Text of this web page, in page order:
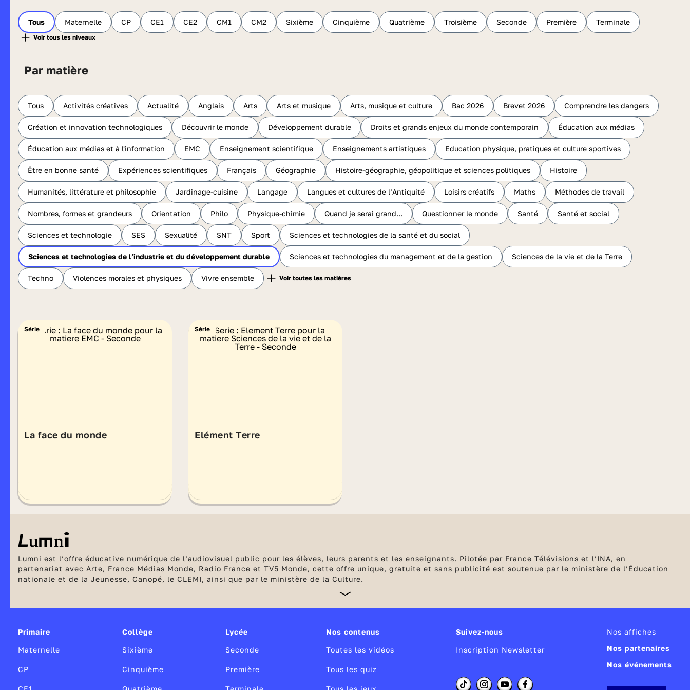
Tous Maternelle CP CE1 CE2 CM1 CM2 Sixième Cinquième Quatrième Troisième Seconde Première Terminale
Par matière
Tous Activités créatives Actualité Anglais Arts Arts et musique Arts, musique et culture Bac 2026 Brevet 2026 Comprendre les dangers
Création et innovation technologiques Découvrir le monde Développement durable Droits et grands enjeux du monde contemporain Éducation aux médias
Éducation aux médias et à l'information EMC Enseignement scientifique Enseignements artistiques Education physique, pratiques et culture sportives
Être en bonne santé Expériences scientifiques Français Géographie Histoire-géographie, géopolitique et sciences politiques Histoire
Humanités, littérature et philosophie Jardinage-cuisine Langage Langues et cultures de l’Antiquité Loisirs créatifs Maths Méthodes de travail
Nombres, formes et grandeurs Orientation Philo Physique-chimie Quand je serai grand... Questionner le monde Santé Santé et social
Sciences et technologie SES Sexualité SNT Sport Sciences et technologies de la santé et du social
Sciences et technologies de l’industrie et du développement durable Sciences et technologies du management et de la gestion Sciences de la vie et de la Terre
Techno Violences morales et physiques Vivre ensemble
Série
La face du monde
Série
Elément Terre
Lumni est l’offre éducative numérique de l’audiovisuel public pour les élèves, leurs parents et les enseignants. Pilotée par France Télévisions et l’INA, en
partenariat avec Arte, France Médias Monde, Radio France et TV5 Monde, cette offre unique, gratuite et sans publicité est soutenue par le ministère de l’Éducation
nationale et de la Jeunesse, Canopé, le CLEMI, ainsi que par le ministère de la Culture.
Primaire
Maternelle
CP
Collège
Sixième
Cinquième
Lycée
Seconde
Première
Nos contenus
Toutes les vidéos
Tous les quiz
Suivez-nous
Inscription Newsletter
Nos affiches
Nos partenaires
Nos événements